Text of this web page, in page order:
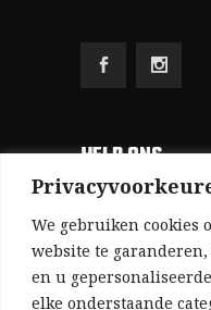
We gebruiken cookies
website te
en u
elke onderstaande
HELP ONS
Aangezien we
(zonder subsidies,
advertenties en
voor de publicatie